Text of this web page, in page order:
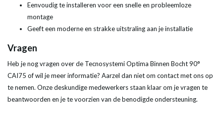
Eenvoudig te installeren voor een snelle en probleemloze
montage
Geeft een moderne en strakke uitstraling aan je installatie
Vragen
Heb je nog vragen over de Tecnosystemi Optima Binnen Bocht 90°
CAI75 of wil je meer informatie? Aarzel dan niet om contact met ons op
te nemen. Onze deskundige medewerkers staan klaar om je vragen te
beantwoorden en je te voorzien van de benodigde ondersteuning.